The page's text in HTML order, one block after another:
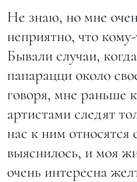
Не знаю, но мне
неприятно, что
Бывали случаи,
папарацци около
говоря, мне раньше
артистами следят
нас к ним
выяснилось, и моя
очень интересна